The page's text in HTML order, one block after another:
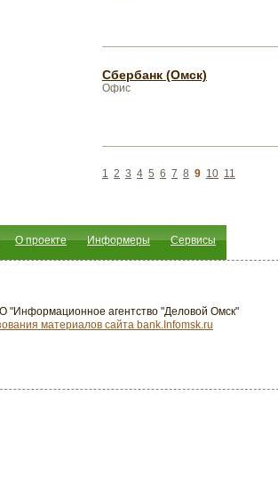
Сбербанк (Омск)
Офис
1 2 3 4 5 6 7 8 9 10 11
О проекте Информеры Сервисы
"Информационное агентство "Деловой Омск"
материалов сайта bank.Infomsk.ru